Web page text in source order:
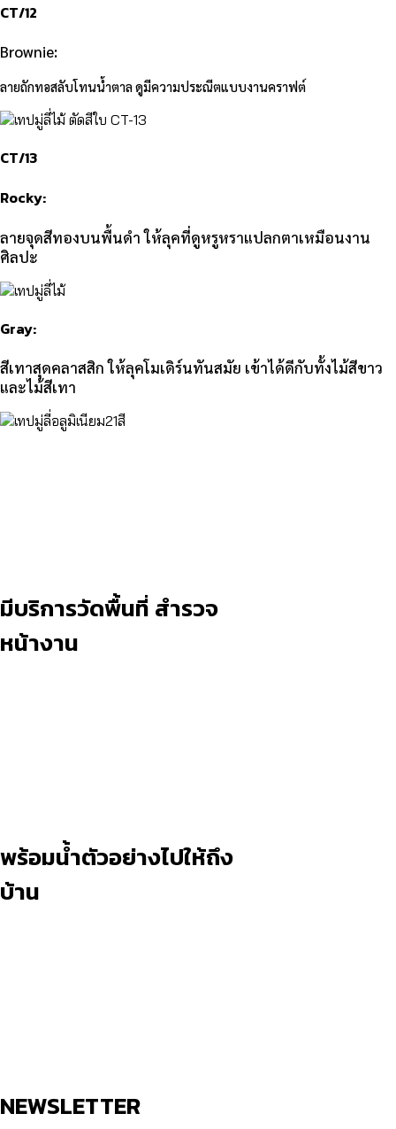
CT/12
Brownie:
ลายถักทอสลับโทนน้ำตาล ดูมีความประณีตแบบงานคราฟต์
CT/13
Rocky:
ลายจุดสีทองบนพื้นดำ ให้ลุคที่ดูหรูหราแปลกตาเหมือนงาน
ศิลปะ
Gray:
สีเทาสุดคลาสสิก ให้ลุคโมเดิร์นทันสมัย เข้าได้ดีกับทั้งไม้สีขาว
และไม้สีเทา
มีบริการวัดพื้นที่ สำรวจ
หน้างาน
พร้อมน้ำตัวอย่างไปให้ถึง
บ้าน
NEWSLETTER